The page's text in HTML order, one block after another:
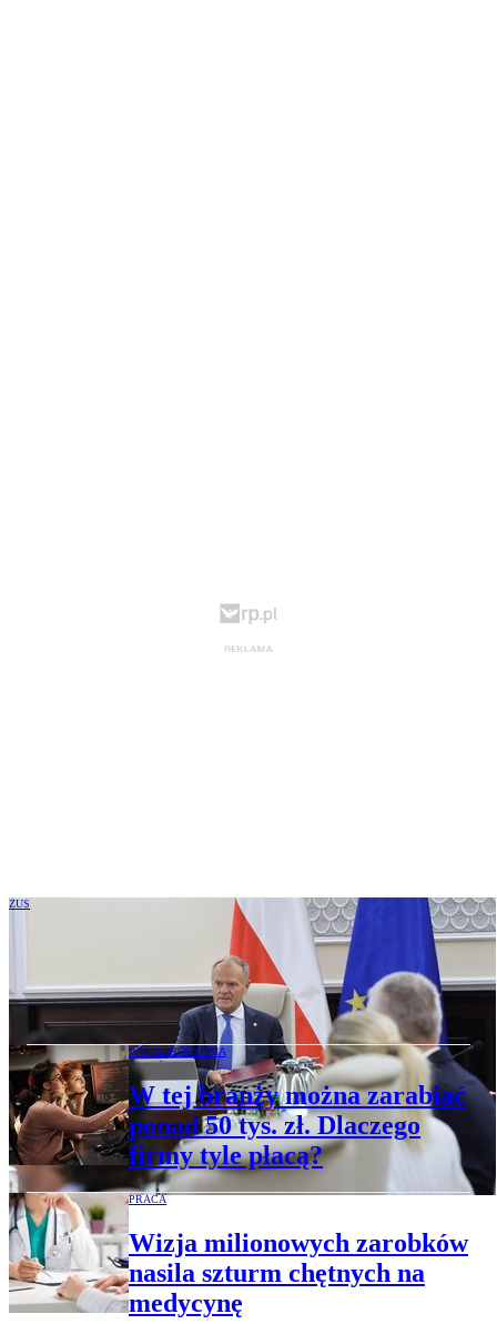
ZUS
Będą zmiany w składce zdrowotnej.
Przedsiębiorcy nie odzyskają wszystkich
nadpłat
WYNAGRODZENIA
W tej branży można zarabiać
ponad 50 tys. zł. Dlaczego
firmy tyle płacą?
PRACA
Wizja milionowych zarobków
nasila szturm chętnych na
medycynę